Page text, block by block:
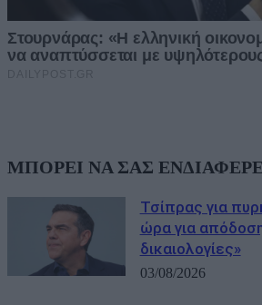
ΜΠΟΡΕΙ ΝΑ ΣΑΣ
Τσίπρας για
ώρα για
δικαιολογίες»
03/08/2026